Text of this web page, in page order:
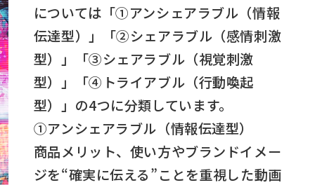
については「①アンシェアラブル（情報
伝達型）」「②シェアラブル（感情刺激
型）」「③シェアラブル（視覚刺激
型）」「④トライアブル（行動喚起
型）」の4つに分類しています。
①アンシェアラブル（情報伝達型）
商品メリット、使い方やブランドイメー
ジを“確実に伝える”ことを重視した動画